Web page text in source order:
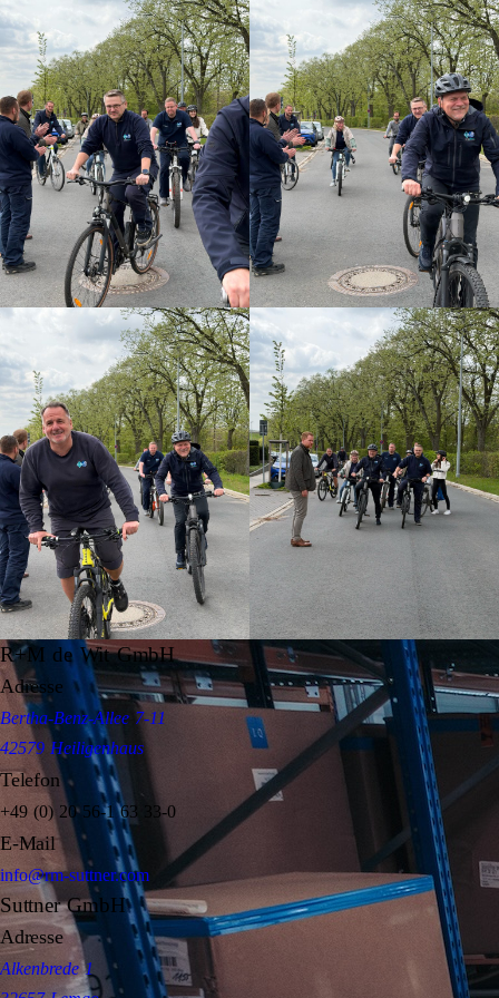
R+M de Wit GmbH
Adresse
Bertha-Benz-Allee 7-11
42579 Heiligenhaus
Telefon
+49 (0) 20 56-1 63 33-0
E-Mail
info@rm-suttner.com
Suttner GmbH
Adresse
Alkenbrede 1